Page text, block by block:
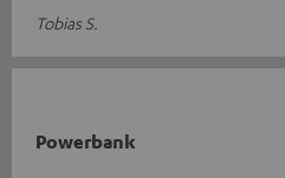
Tobias S.
Powerbank